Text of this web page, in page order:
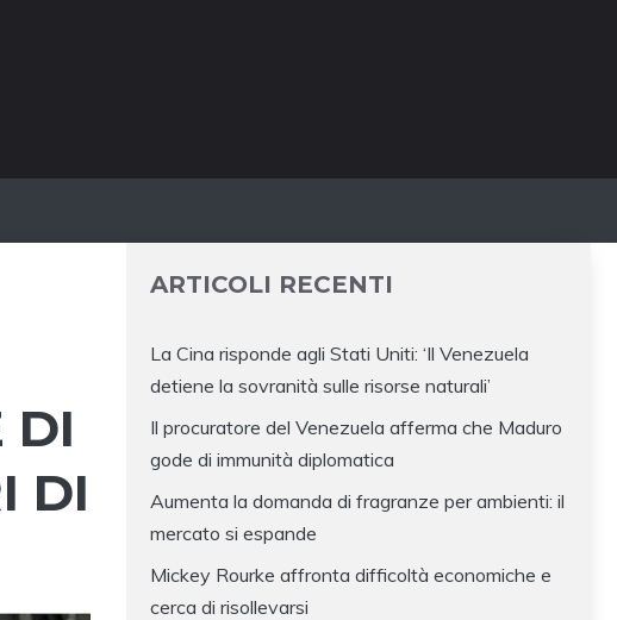
DI
DI
ARTICOLI RECENTI
La Cina risponde agli Stati Uniti: ‘Il Venezuela
detiene la sovranità sulle risorse naturali’
Il procuratore del Venezuela afferma che Maduro
gode di immunità diplomatica
Aumenta la domanda di fragranze per ambienti: il
mercato si espande
Mickey Rourke affronta difficoltà economiche e
cerca di risollevarsi